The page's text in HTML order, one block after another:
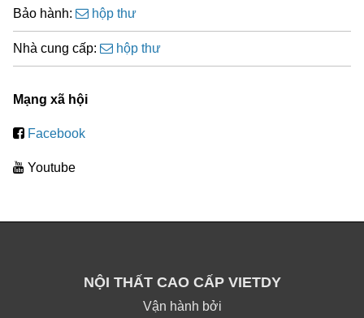
Bảo hành: hộp thư
Nhà cung cấp: hộp thư
Mạng xã hội
Facebook
Youtube
NỘI THẤT CAO CẤP VIETDY
Vận hành bởi